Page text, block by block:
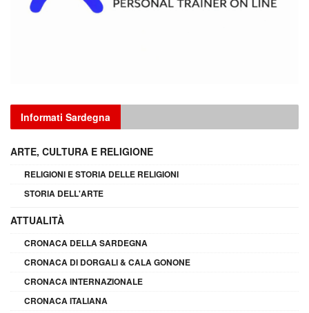
Informati Sardegna
ARTE, CULTURA E RELIGIONE
RELIGIONI E STORIA DELLE RELIGIONI
STORIA DELL'ARTE
ATTUALITÀ
CRONACA DELLA SARDEGNA
CRONACA DI DORGALI & CALA GONONE
CRONACA INTERNAZIONALE
CRONACA ITALIANA